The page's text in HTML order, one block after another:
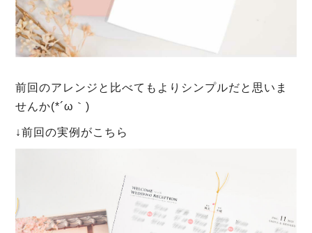
前回のアレンジと比べてもよりシンプルだと思いま
せんか(*´ω｀)
↓前回の実例がこちら